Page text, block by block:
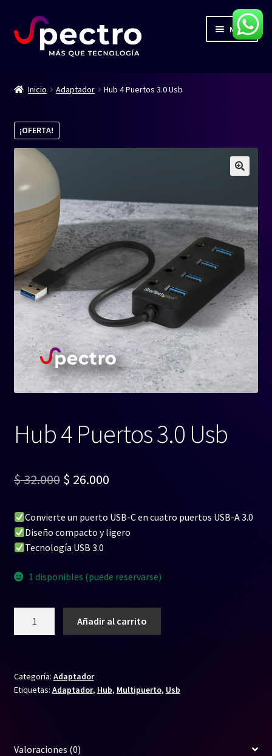
a
al
contenido
Menú
Productos
Contacto
Inicio Adaptador Hub 4 Puertos 3.0 Usb
¡OFERTA!
Hub 4 Puertos 3.0 Usb
$32.000 El
original
era:
$ 26.000El
actual
Convierte un puerto USB-C en cuatro puertos USB-A 3.0
Diseño compacto y ligero
Tecnología USB 3.0
1 disponibles (puede reservarse)
Usb
cantidad
Añadir al carrito
Categoría: Adaptador
Etiquetas: Adaptador, Hub, Multipuerto, Usb
Valoraciones (0)